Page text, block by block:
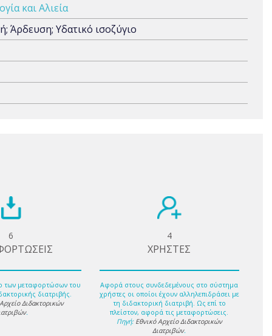
και Αλιεία
Άρδευση; Υδατικό ισοζύγιο
6
των μεταφορτώσων του
διατριβής.
Διδακτορικών
.
4
ΧΡΗΣΤΕΣ
Αφορά στους συνδεδεμένους στο σύστημα
χρήστες οι οποίοι έχουν αλληλεπιδράσει με
τη διδακτορική διατριβή. Ως επί το
πλείστον, αφορά τις μεταφορτώσεις.
Πηγή: Εθνικό Αρχείο Διδακτορικών
Διατριβών.